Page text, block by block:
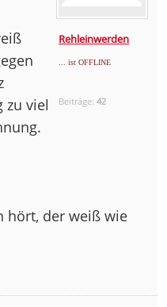
Rehleinwerden
... ist OFFLINE
Beiträge:42
zu viel
hört, der weiß wie